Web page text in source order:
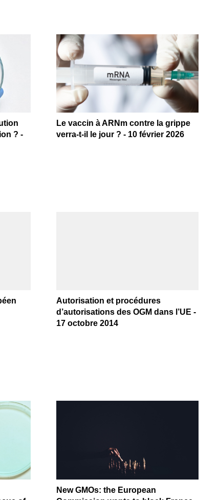
? -
Le vaccin à ARNm contre la grippe
verra-t-il le jour ? - 10 février 2026
Autorisation et procédures
d’autorisations des OGM dans l’UE -
17 octobre 2014
New GMOs: the European